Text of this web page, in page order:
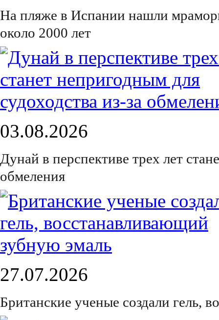
На пляже в Испании нашли
около 2000 лет
03.08.2026
Дунай в перспективе трех лет
обмеления
27.07.2026
Британские ученые создали гель,